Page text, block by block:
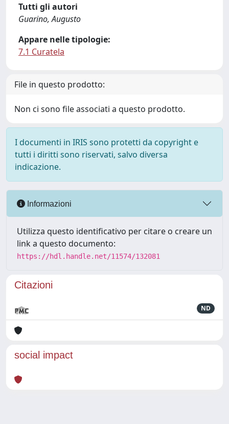
Tutti gli autori
Guarino, Augusto
Appare nelle tipologie:
7.1 Curatela
File in questo prodotto:
Non ci sono file associati a questo prodotto.
I documenti in IRIS sono protetti da copyright e
tutti i diritti sono riservati, salvo diversa
indicazione.
Informazioni
Utilizza questo identificativo per citare o creare un
link a questo documento:
https://hdl.handle.net/11574/132081
Citazioni
ND
social impact